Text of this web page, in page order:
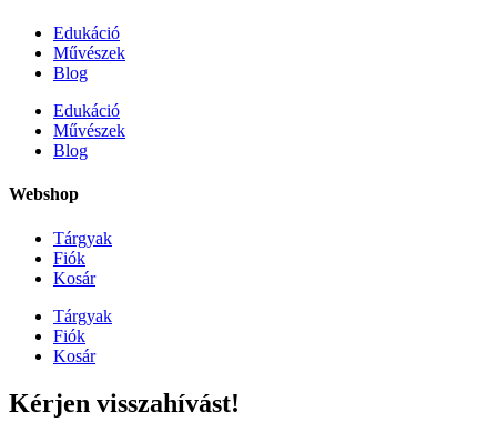
Edukáció
Művészek
Blog
Edukáció
Művészek
Blog
Webshop
Tárgyak
Fiók
Kosár
Tárgyak
Fiók
Kosár
Kérjen visszahívást!